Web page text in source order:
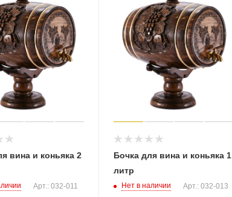
вина и коньяка 2
Арт.: 032-011
Бочка для вина и коньяка 1
литр
Нет в наличии Арт.: 032-013